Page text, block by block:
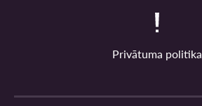
Privātuma politika